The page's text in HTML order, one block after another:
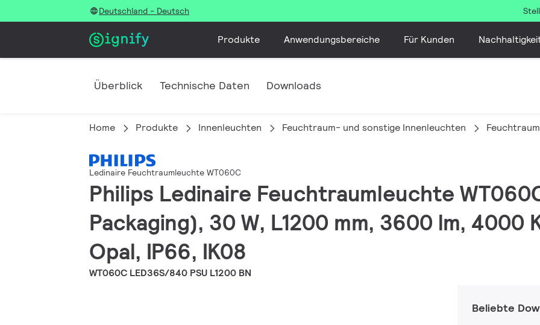
Deutschland - Deutsch
Produkte Anwendungsbereiche Für Kunden
Überblick Technische Daten Downloads
Home Produkte Innenleuchten Feuchtraum- und sonstige Innenleuchten
Ledinaire Feuchtraumleuchte WT060C
Philips Ledinaire Feuchtraumleuchte
Packaging), 30 W, L1200 mm, 3600 lm, 4000
Opal, IP66, IK08
WT060C LED36S/840 PSU L1200 BN
Beliebte